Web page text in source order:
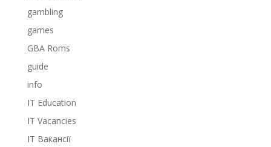
gambling
games
GBA Roms
guide
info
IT Education
IT Vacancies
IT Вакансії